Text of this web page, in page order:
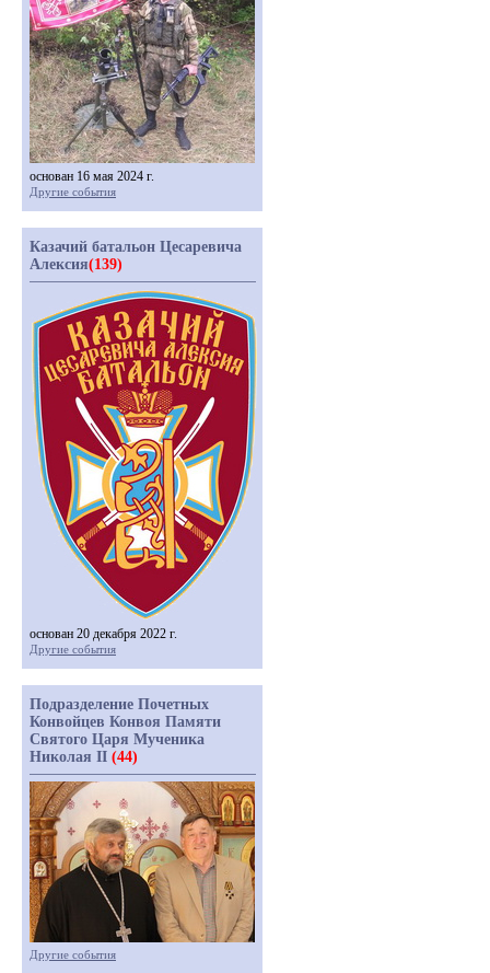
основан 16 мая 2024 г.
Другие события
Казачий батальон Цесаревича
Алексия(139)
основан 20 декабря 2022 г.
Другие события
Подразделение Почетных
Конвойцев Конвоя Памяти
Святого Царя Мученика
Николая II (44)
Другие события